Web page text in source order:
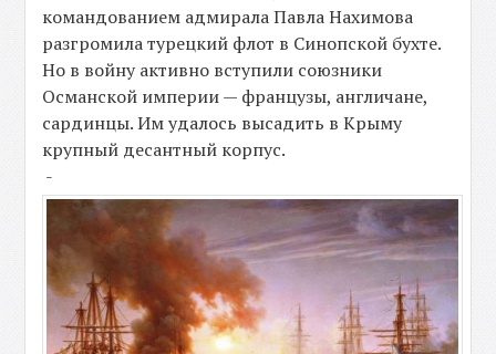
командованием адмирала Павла Нахимова
разгромила турецкий флот в Синопской бухте.
Но в войну активно вступили союзники
Османской империи — французы, англичане,
сардинцы. Им удалось высадить в Крыму
крупный десантный корпус.
-